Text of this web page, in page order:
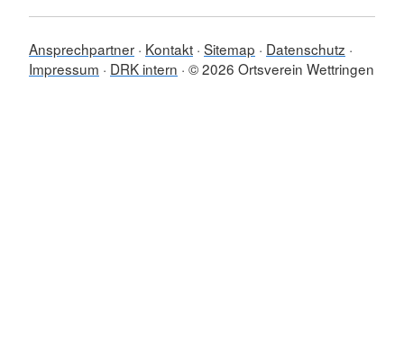
Ansprechpartner Kontakt Sitemap
Datenschutz
Impressum
DRK intern © 2026 Ortsverein Wettringen